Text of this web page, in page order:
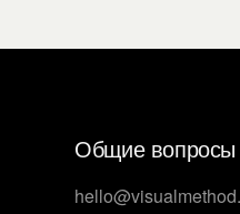
Общие вопросы